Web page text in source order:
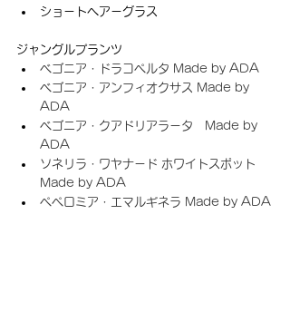
ショートヘアーグラス
ジャングルプランツ
ベゴニア・ドラコペルタ Made by ADA
ベゴニア・アンフィオクサス Made by
ADA
ベゴニア・クアドリアラータ　Made by
ADA
ソネリラ・ワヤナード ホワイトスポット
Made by ADA
ペペロミア・エマルギネラ Made by ADA